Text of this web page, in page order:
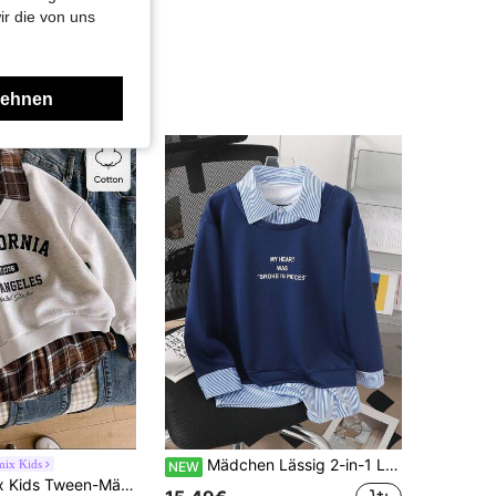
Kids
schwarzes englisches Druckdesign auf der Vorderseite, Kragen, Bündchen und Saum mit Rippstrick, Langarm-Pullover, geeignet für Schule, Frühling, Herbst und Winter, simpler koreanischer Chic für Alltag, Schule, Ausflüge und Partys, süßer College-Preppy-Stil
NEW Mädchen Lässig 2-in-1 Langarm Kragen Design Kontrast Sweatshirt, Frühling/Winter Pullover, Monogramm Muster Oberteil, Stylisch und elegant für Reisen, Schule, Partys und Alltag
die von uns